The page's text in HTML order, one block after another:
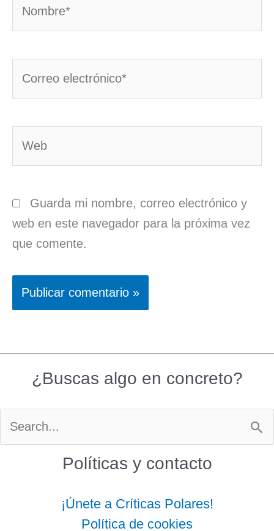
Guarda mi nombre, correo electrónico y
web en este navegador para la próxima vez
que comente.
¿Buscas algo en concreto?
Buscar
Políticas y contacto
¡Únete a Críticas Polares!
Política de cookies